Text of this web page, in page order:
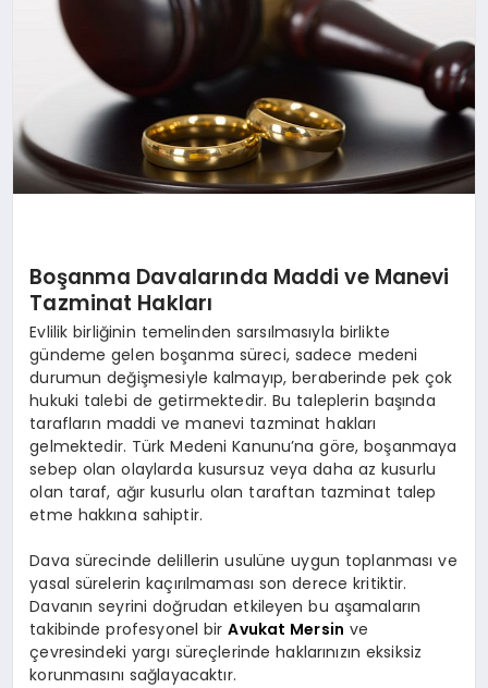
Boşanma Davalarında Maddi ve Manevi
Tazminat Hakları
Evlilik birliğinin temelinden sarsılmasıyla birlikte
gündeme gelen boşanma süreci, sadece medeni
durumun değişmesiyle kalmayıp, beraberinde pek çok
hukuki talebi de getirmektedir. Bu taleplerin başında
tarafların maddi ve manevi tazminat hakları
gelmektedir. Türk Medeni Kanunu’na göre, boşanmaya
sebep olan olaylarda kusursuz veya daha az kusurlu
olan taraf, ağır kusurlu olan taraftan tazminat talep
etme hakkına sahiptir.
Dava sürecinde delillerin usulüne uygun toplanması ve
yasal sürelerin kaçırılmaması son derece kritiktir.
Davanın seyrini doğrudan etkileyen bu aşamaların
takibinde profesyonel birAvukat Mersin ve
çevresindeki yargı süreçlerinde haklarınızın eksiksiz
korunmasını sağlayacaktır.